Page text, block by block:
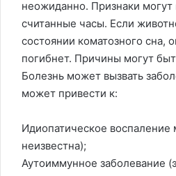
неожиданно. Признаки могут
считанные часы. Если
состоянии коматозного сна,
погибнет. Причины могут
Болезнь может вызвать
может привести к:
Идиопатическое воспаление
неизвестна);
Аутоиммунное заболевание